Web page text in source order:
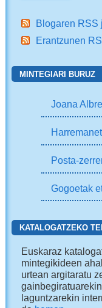
Blogaren RSS
Erantzunen
MINTEGIARI BURUZ
Joana
Posta-
Gogoetak
KATALOGATZEKO
Euskaraz
mintegikideen
urtean argitaratu
laguntzarekin